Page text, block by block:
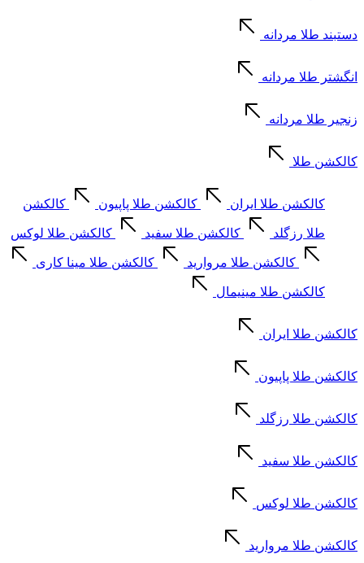
دستبند طلا مردانه
انگشتر طلا مردانه
زنجیر طلا مردانه
کالکشن طلا
کالکشن طلا ایران کالکشن طلا پاپیون کالکشن
طلا رزگلد کالکشن طلا سفید کالکشن طلا لوکس
کالکشن طلا مروارید کالکشن طلا مینا کاری
کالکشن طلا مینیمال
کالکشن طلا ایران
کالکشن طلا پاپیون
کالکشن طلا رزگلد
کالکشن طلا سفید
کالکشن طلا لوکس
کالکشن طلا مروارید